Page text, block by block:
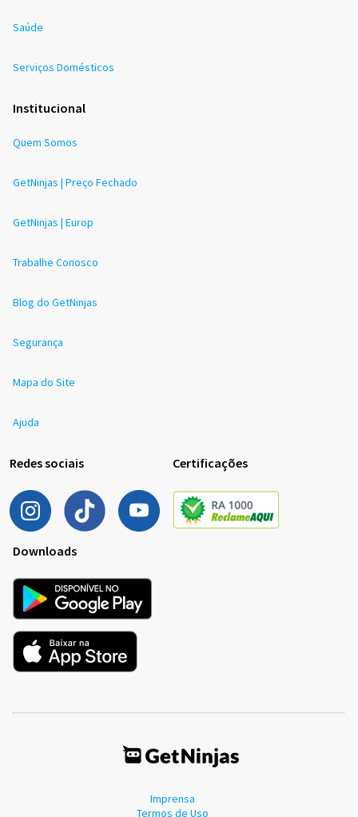
Saúde
Serviços Domésticos
Institucional
Quem Somos
GetNinjas | Preço Fechado
GetNinjas | Europ
Trabalhe Conosco
Blog do GetNinjas
Segurança
Mapa do Site
Ajuda
Redes sociais Certificações
Downloads
Imprensa
Termos de Uso